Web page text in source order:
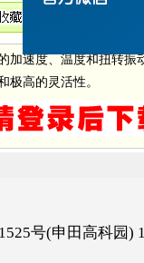
加速度、温度和扭转
极高的灵活性。
号(申田高科园)